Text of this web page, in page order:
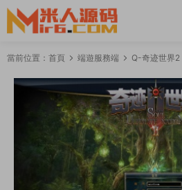
當前位置： 首頁 端遊服務端 Q-奇迹世界2